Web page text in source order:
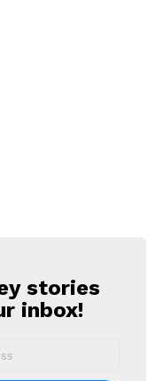
stories
inbox!